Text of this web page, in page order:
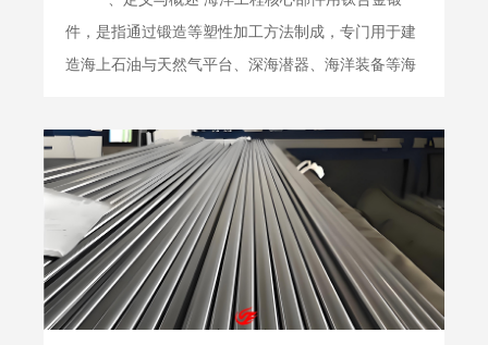
件，是指通过锻造等塑性加工方法制成，专门用于建
造海上石油与天然气平台、深海潜器、海洋装备等海
心使命是解决海洋严苛服役环境（高压、高盐雾、低
温、微生物附着、动态交变载荷）带来的 &l...